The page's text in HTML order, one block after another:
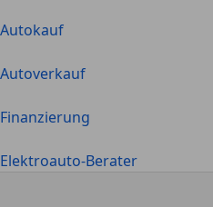
Autokauf
Autoverkauf
Finanzierung
Elektroauto-Berater